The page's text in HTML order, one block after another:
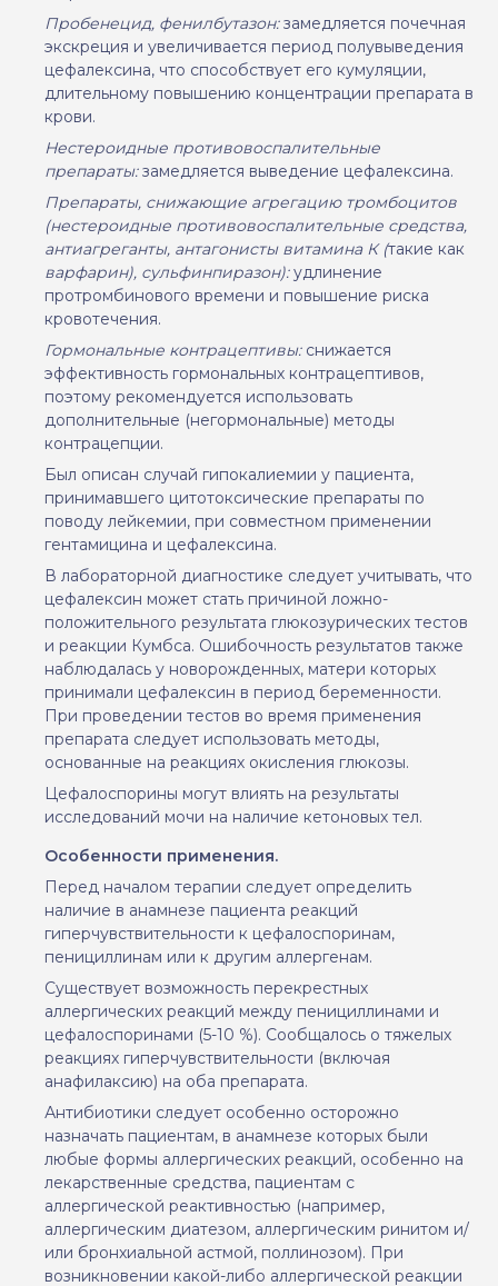
Пробенецид, фенилбутазон:замедляется почечная
экскреция и увеличивается период полувыведения
цефалексина, что способствует его кумуляции,
длительному повышению концентрации препарата в
крови.
Нестероидные противовоспалительные
препараты:замедляется выведение цефалексина.
Препараты, снижающие агрегацию тромбоцитов
(нестероидные противовоспалительные средства,
антиагреганты, антагонисты витамина К (такие как
варфарин), сульфинпиразон):удлинение
протромбинового времени и повышение риска
кровотечения.
Гормональные контрацептивы:снижается
эффективность гормональных контрацептивов,
поэтому рекомендуется использовать
дополнительные (негормональные) методы
контрацепции.
Был описан случай гипокалиемии у пациента,
принимавшего цитотоксические препараты по
поводу лейкемии, при совместном применении
гентамицина и цефалексина.
В лабораторной диагностике следует учитывать, что
цефалексин может стать причиной ложно-
положительного результата глюкозурических тестов
и реакции Кумбса. Ошибочность результатов также
наблюдалась у новорожденных, матери которых
принимали цефалексин в период беременности.
При проведении тестов во время применения
препарата следует использовать методы,
основанные на реакциях окисления глюкозы.
Цефалоспорины могут влиять на результаты
исследований мочи на наличие кетоновых тел.
Особенности применения.
Перед началом терапии следует определить
наличие в анамнезе пациента реакций
гиперчувствительности к цефалоспоринам,
пенициллинам или к другим аллергенам.
Существует возможность перекрестных
аллергических реакций между пенициллинами и
цефалоспоринами (5-10 %). Сообщалось о тяжелых
реакциях гиперчувствительности (включая
анафилаксию) на оба препарата.
Антибиотики следует особенно осторожно
назначать пациентам, в анамнезе которых были
любые формы аллергических реакций, особенно на
лекарственные средства, пациентам с
аллергической реактивностью (например,
аллергическим диатезом, аллергическим ринитом и/
или бронхиальной астмой, поллинозом). При
возникновении какой-либо аллергической реакции